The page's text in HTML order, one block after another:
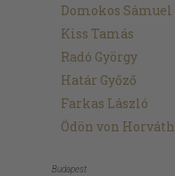
Domokos Sámuel
Kiss Tamás
Radó György
Határ Győző
Farkas László
Ödön von Horváth
Budapest